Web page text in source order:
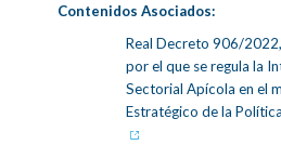
Contenidos Asociados:
Real Decreto 906/
por el que se regula la
Sectorial Apícola en el
Estratégico de la